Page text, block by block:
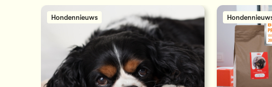
Hondennieuws